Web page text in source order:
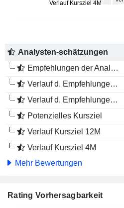
Analysten-schätzungen
Empfehlungen der Analysten
Verlauf d. Empfehlungen 12M
Verlauf d. Empfehlungen 4M
Potenzielles Kursziel
Verlauf Kursziel 12M
Verlauf Kursziel 4M
Mehr Bewertungen
Rating Vorhersagbarkeit